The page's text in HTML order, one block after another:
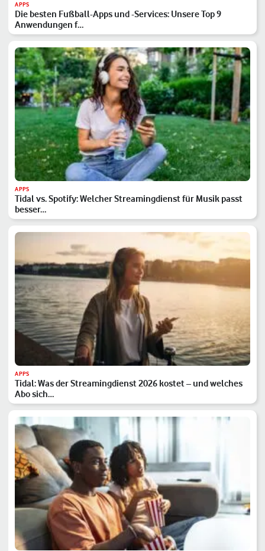
APPS
Die besten Fußball-Apps und -Services: Unsere Top 9
Anwendungen f…
APPS
Tidal vs. Spotify: Welcher Streamingdienst für Musik passt
besser…
APPS
Tidal: Was der Streamingdienst 2026 kostet – und welches
Abo sich…